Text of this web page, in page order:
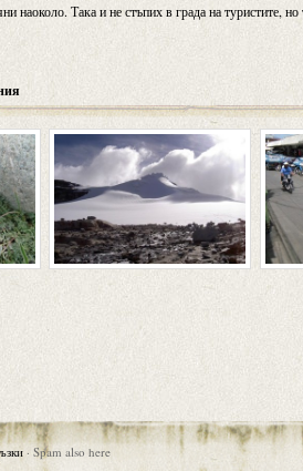
наоколо. Така и не стъпих в града на туристите,
· Spam also here